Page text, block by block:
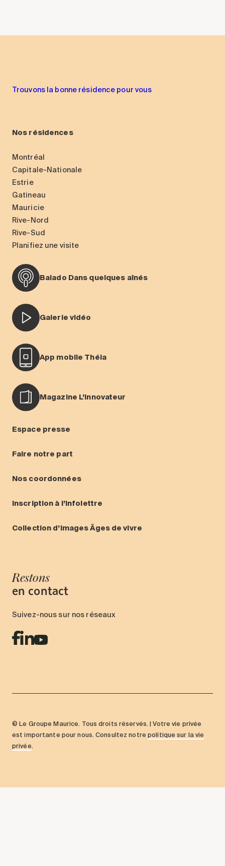
Trouvons la bonne résidence pour vous
Nos résidences
Montréal
Capitale-Nationale
Estrie
Gatineau
Mauricie
Rive-Nord
Rive-Sud
Planifiez une visite
Balado Dans quelques aînés
Galerie vidéo
App mobile Théia
Magazine L’Innovateur
Espace presse
Faire notre part
Nos coordonnées
Inscription à l’infolettre
Collection d’images Âges de vivre
Restons
en contact
Suivez-nous sur nos réseaux
© Le Groupe Maurice. Tous droits réservés. | Votre vie privée
est importante pour nous. Consultez notrepolitique sur la vie
privée